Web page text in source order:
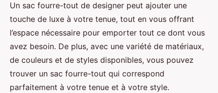
Un sac fourre-tout de designer peut ajouter une
touche de luxe à votre tenue, tout en vous offrant
l’espace nécessaire pour emporter tout ce dont vous
avez besoin. De plus, avec une variété de matériaux,
de couleurs et de styles disponibles, vous pouvez
trouver un sac fourre-tout qui correspond
parfaitement à votre tenue et à votre style.